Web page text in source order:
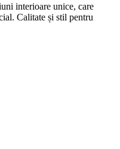
interioare unice, care
Calitate și stil pentru